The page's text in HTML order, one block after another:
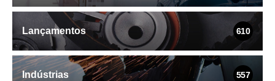
Lançamentos 610
Indústrias 557